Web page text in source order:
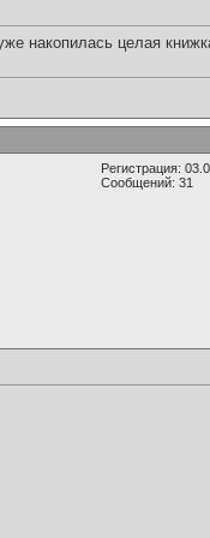
накопилась целая
Регистрация:
Сообщений: 31